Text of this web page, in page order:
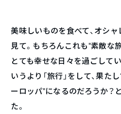
美味しいものを食べて、オシャ
見て。もちろんこれも“素敵な
とても幸せな日々を過ごして
いうより「旅行」をして、果た
ーロッパ”になるのだろうか？
た。